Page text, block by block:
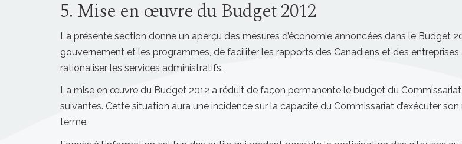
5. Mise en œuvre du Budget 2012
La présente section donne un aperçu des mesures d’économie annoncées dans le Budget
gouvernement et les programmes, de faciliter les rapports des Canadiens et des
rationaliser les services administratifs.
La mise en œuvre du Budget 2012 a réduit de façon permanente le budget du
suivantes. Cette situation aura une incidence sur la capacité du Commissariat d’exécuter
terme.